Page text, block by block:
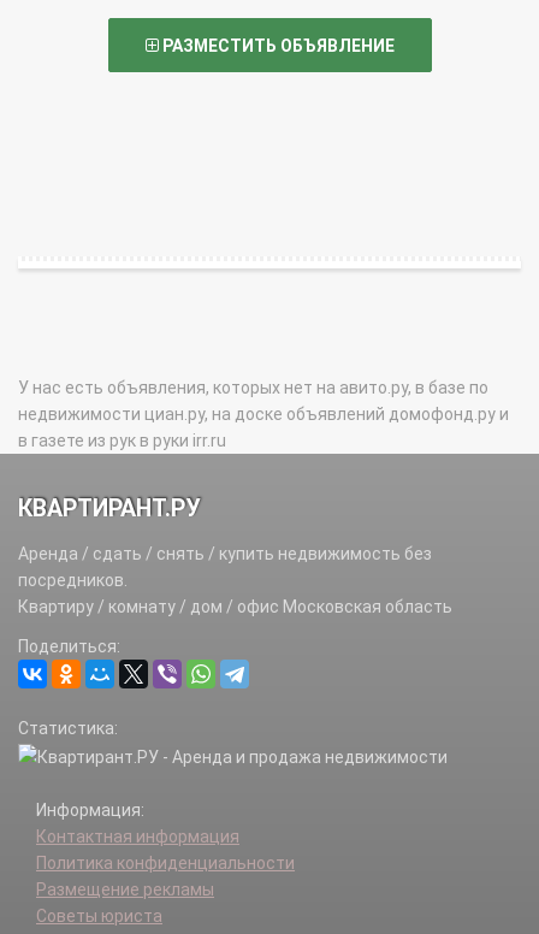
РАЗМЕСТИТЬ ОБЪЯВЛЕНИЕ
У нас есть объявления, которых нет на авито.ру, в базе по
недвижимости циан.ру, на доске объявлений домофонд.ру и
в газете из рук в руки irr.ru
КВАРТИРАНТ.РУ
Аренда / сдать / снять / купить недвижимость без
посредников.
Квартиру / комнату / дом / офис Московская область
Поделиться:
Статистика:
Информация:
Контактная информация
Политика конфиденциальности
Размещение рекламы
Советы юриста